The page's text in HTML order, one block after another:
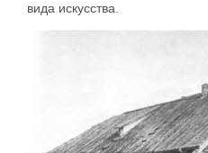
вида искусства.